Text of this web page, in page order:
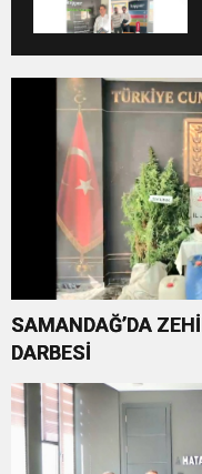
SAMANDAĞ’DA
DARBESİ